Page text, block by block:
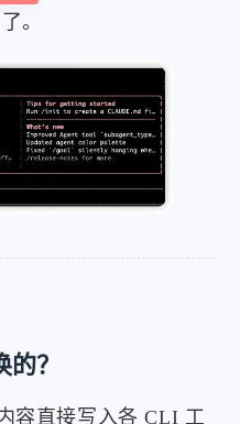
。
？
容直接写入各 CLI 工